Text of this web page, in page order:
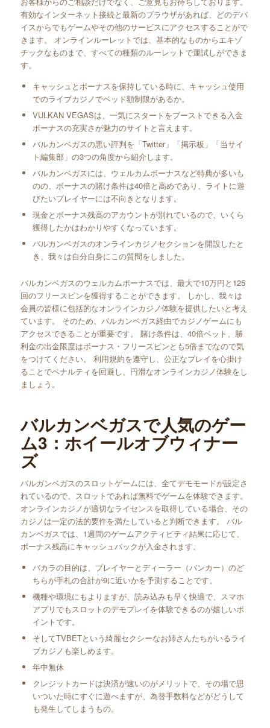
有効なインターネット接続と最新のブラウザがあれば、どのデバ
イスからでもゲームやその他のサービスにアクセスすることがで
きます。 オンラインルーレットでは、基本的なものからエキゾ
チックなものまで、すべての種類のルーレットで運試しができま
す。
キャッシュとボーナスを保持している時に、キャッシュ使用
でのライブカジノでベッド額制限があるか。
VULKAN VEGASは、一気にスタートをブーストできる入金
ボーナスの充実さが魅力のサイトと言えます。
バルカンベガスの悪い評判を「Twitter」「掲示板」「当サイ
ト編集部」の3つの角度から紹介します。
バルカンベガスには、ウェルカムボーナスなど特典が多いも
のの、ボーナスの賭け条件は40倍と高めであり、ライトに遊
びたいプレイヤーには不向きとなります。
現金とボーナス残高のアカウントが別れているので、いくら
獲得したかはわかりやすくなっています。
バルカンベガスのオンラインカジノセクションを開設したと
き、我々は自分自身にこの質問をしました。
バルカンベガスのウェルカムボーナスでは、最大で10万円と125
回のフリースピンを獲得することができます。 しかし、我々は
会員の皆様に包括的なオンラインカジノ体験を提供したいと考え
ています。 そのため、バルカンベガス経由でカジノゲームにも
アクセスできることが重要です。 賭け条件は、40倍ベット、勝
利金の出金限度はボーナス・フリースピンとも5倍までなので気
をつけてください。 利用規約を遵守し、公正なプレイを心掛け
ることでペナルティを回避し、円滑なオンラインカジノ体験をし
ましょう。
バルカンベガスで人気のゲー
ム3：ホイールオブウィナー
ズ
バルガンベガスのスロットゲームには、全てデモモードが設定さ
れているので、スロットであれば無料でゲームを体験できます。
オンラインカジノが適切なライセンスを取得している場合、その
カジノは一定の法的要件を満たしていると判断できます。 バル
カンベガスでは、1週間のゲームアクティビティ結果に応じて、
ボーナス残高にキャッシュバックが入金されます。
バカラの目的は、プレイヤーとディーラー（バンカー）のど
ちらが手札の合計が9に近いかを予測することです。
機種や環境にもよりますが、読み込みも早く快適で、スマホ
アプリでもスロットのデモプレイを体験できるのが嬉しいポ
イントです。
そしてTVBETという綺麗セクシーなお姉さんたちがいるライ
ブカジノも楽しめます。
年中無休
クレジットカードは決済が速いのがメリットで、その場で思
いついた時にすぐに遊べますが、為替手数料などがどうして
も発生してしまうもの。